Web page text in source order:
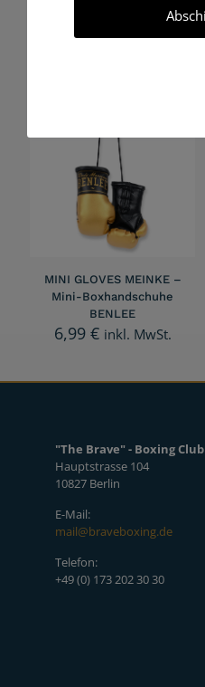
Ähnliche Produkte
MINI GLOVES MEINKE –
Mini-Boxhandschuhe
BENLEE
6,99 € inkl. MwSt.
"The Brave" - Boxing Club
Hauptstrasse 104
10827 Berlin
E-Mail:
mail@braveboxing.de
Telefon:
+49 (0) 173 202 30 30